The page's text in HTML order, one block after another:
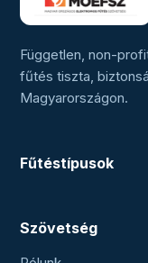
Független, non-
fűtés tiszta,
Magyarországon.
Fűtéstípusok
Szövetség